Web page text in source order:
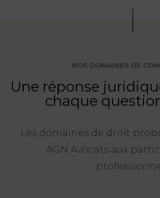
NOS DOMAINES DE
Une réponse
chaque
Les domaines de droit
AGN Avocats aux